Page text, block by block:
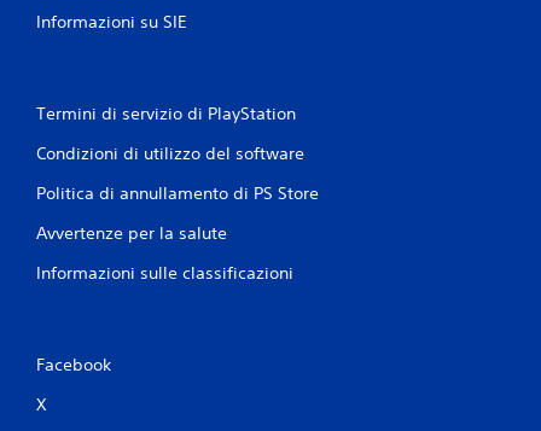
Informazioni su SIE
Termini di servizio di PlayStation
Condizioni di utilizzo del software
Politica di annullamento di PS Store
Avvertenze per la salute
Informazioni sulle classificazioni
Facebook
X